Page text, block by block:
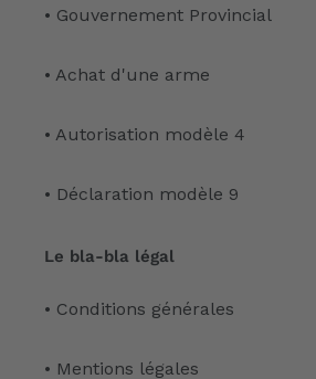
• Gouvernement Provincial
• Achat d'une arme
• Autorisation modèle 4
• Déclaration modèle 9
Le bla-bla légal
• Conditions générales
• Mentions légales